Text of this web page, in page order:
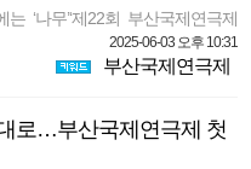
‘나무’‘제22회 부산국제연극제
2025-06-03 오후 10:31
부산국제연극제
로…부산국제연극제 첫